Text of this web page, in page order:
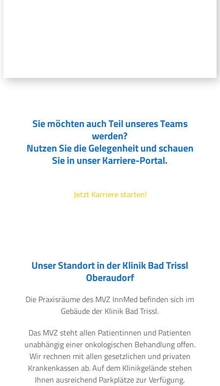
Sie möchten auch Teil unseres Teams
werden?
Nutzen Sie die Gelegenheit und schauen
Sie in unser Karriere-Portal.
Jetzt Karriere starten!
Unser Standort in der Klinik Bad Trissl
Oberaudorf
Die Praxisräume des MVZ InnMed befinden sich im
Gebäude der Klinik Bad Trissl.
Das MVZ steht allen Patientinnen und Patienten
unabhängig einer onkologischen Behandlung offen.
Wir rechnen mit allen gesetzlichen und privaten
Krankenkassen ab. Auf dem Klinikgelände stehen
Ihnen ausreichend Parkplätze zur Verfügung.